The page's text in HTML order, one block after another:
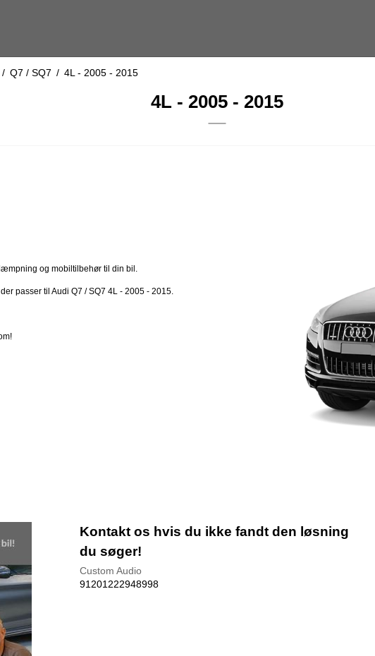
/ Q7 / SQ7 / 4L - 2005 - 2015
4L - 2005 - 2015
og mobiltilbehør til din bil.
passer til Audi Q7 / SQ7 4L - 2005 - 2015.
Kontakt os hvis du ikke fandt den løsning
du søger!
Custom Audio
91201222948998